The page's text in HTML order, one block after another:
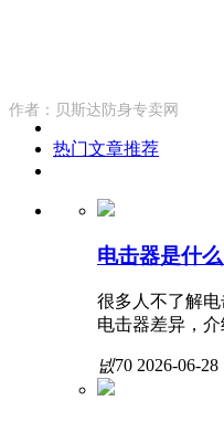
作者：贝斯达防身专卖网
热门文章推荐
电击器是什
很多人不了解
电击器差异，
넶70 2026-06-28